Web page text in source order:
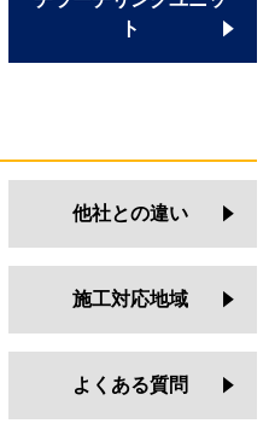
ト
他社との違い
施工対応地域
よくある質問